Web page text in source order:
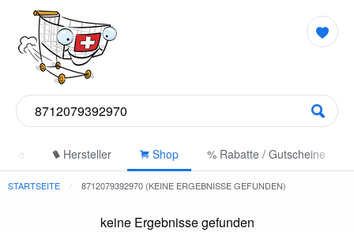
Hersteller Shop % Rabatte / Gutscheine
STARTSEITE 8712079392970 (KEINE ERGEBNISSE GEFUNDEN)
keine Ergebnisse gefunden